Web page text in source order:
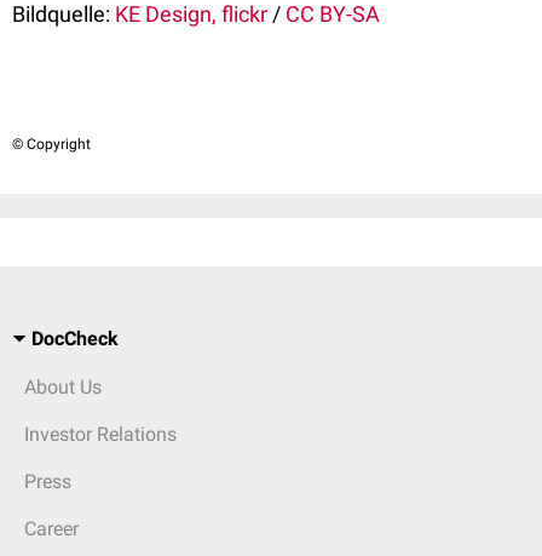
Bildquelle: KE Design, flickr / CC BY-SA
© Copyright
DocCheck
About Us
Investor Relations
Press
Career